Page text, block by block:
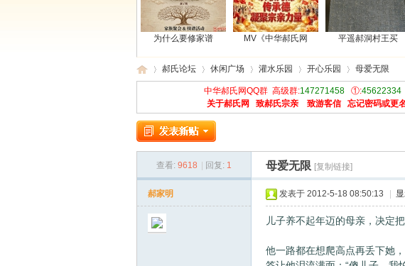
为什么要修家谱 MV《中华郝氏网 平遥郝洞村王买
中 »
郝氏论坛
›
休闲广场 灌水乐园 开心乐园 母爱无限
中华郝氏网QQ群 高级群:147271458①:45622334
关于郝氏网
致郝氏宗亲 致游客信 忘记密码或更
查看: 9618 回复: 1 母爱无限 [复制链接]
郝家明 发表于 2012-5-18 08:50:13
儿子养不起年迈的母亲，决定
他一路都在想爬高点再丢下她